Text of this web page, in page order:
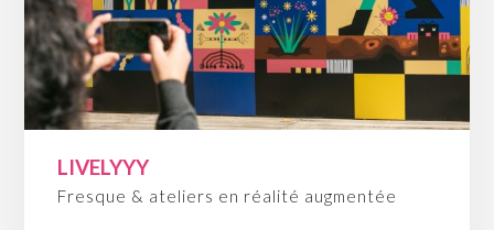
LIVELYYY
Fresque & ateliers en réalité augmentée